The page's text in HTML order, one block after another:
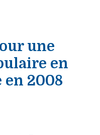
une
en
2008